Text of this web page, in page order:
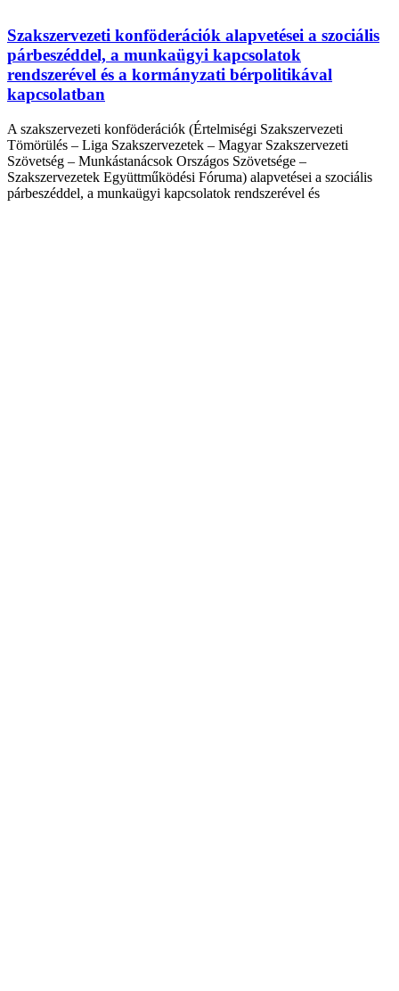
Szakszervezeti konföderációk alapvetései a szociális
párbeszéddel, a munkaügyi kapcsolatok
rendszerével és a kormányzati bérpolitikával
kapcsolatban
A szakszervezeti konföderációk (Értelmiségi Szakszervezeti
Tömörülés – Liga Szakszervezetek – Magyar Szakszervezeti
Szövetség – Munkástanácsok Országos Szövetsége –
Szakszervezetek Együttműködési Fóruma) alapvetései a szociális
párbeszéddel, a munkaügyi kapcsolatok rendszerével és